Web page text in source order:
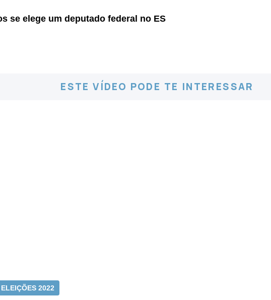
se elege um deputado federal no ES
ESTE VÍDEO PODE TE INTERESSAR
ELEIÇÕES 2022